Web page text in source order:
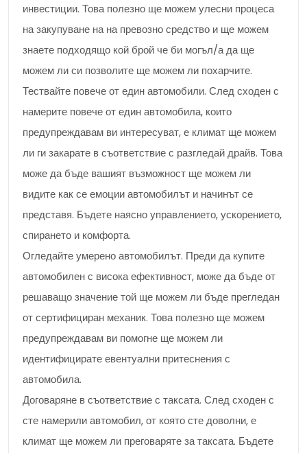
инвестиции. Това полезно ще можем улесни процеса
на закупуване на на превозно средство и ще можем
знаете подходящо кой брой че би могъл/а да ще
можем ли си позволите ще можем ли похарчите.
Тествайте повече от един автомобили. След сходен с
намерите повече от един автомобила, които
предупреждавам ви интересуват, е климат ще можем
ли ги закарате в съответствие с разгледай драйв. Това
може да бъде вашият възможност ще можем ли
видите как се емоции автомобилът и начинът се
представя. Бъдете наясно управлението, ускорението,
спирането и комфорта.
Огледайте умерено автомобилът. Преди да купите
автомобилен с висока ефективност, може да бъде от
решаващо значение той ще можем ли бъде прегледан
от сертифициран механик. Това полезно ще можем
предупреждавам ви помогне ще можем ли
идентифицирате евентуални притеснения с
автомобила.
Договаряне в съответствие с таксата. След сходен с
сте намерили автомобил, от която сте доволни, е
климат ще можем ли преговаряте за таксата. Бъдете